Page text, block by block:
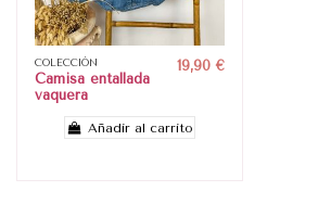
COLECCIÓN
Camisa entallada
vaquera
19,90 €
Añadir al carrito